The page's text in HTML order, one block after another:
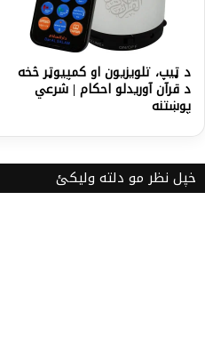
د ټيپ، تلويزيون او کمپيوټر څخه
د قرآن آوريدلو احکام | شرعي
پوښتنه
خپل نظر مو دلته ولیکئ